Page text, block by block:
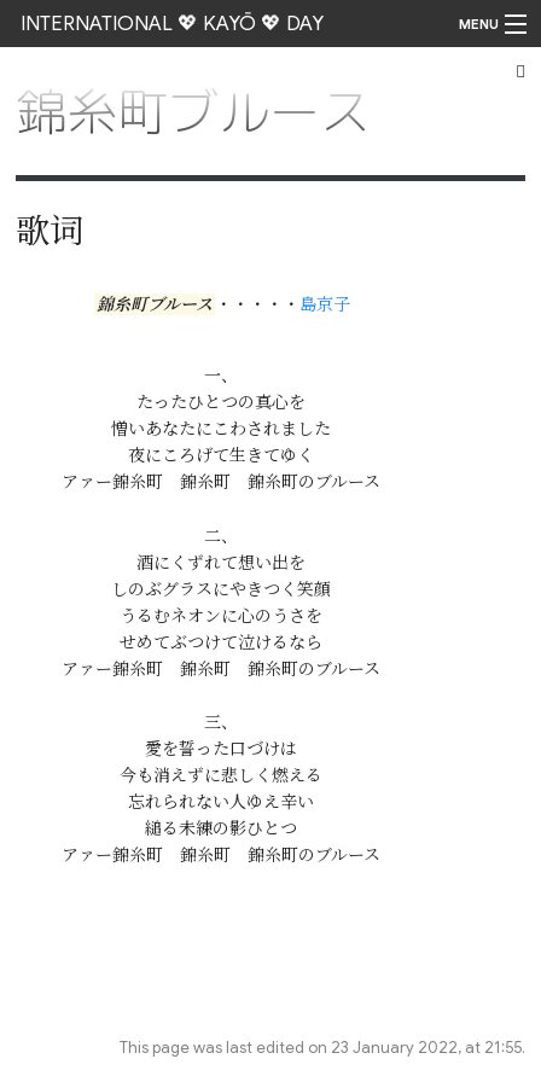
INTERNATIONAL 💖 KAYŌ 💖 DAY MENU
錦糸町ブルース
歌词
錦糸町ブルース ・・・・・ 島京子
一、
たったひとつの真心を
憎いあなたにこわされました
夜にころげて生きてゆく
二、
酒にくずれて想い出を
しのぶグラスにやきつく笑顔
うるむネオンに心のうさを
せめてぶつけて泣けるなら
三、
愛を誓った口づけは
今も消えずに悲しく燃える
忘れられない人ゆえ辛い
縋る未練の影ひとつ
This page was last edited on 23 January 2022, at 21:55.